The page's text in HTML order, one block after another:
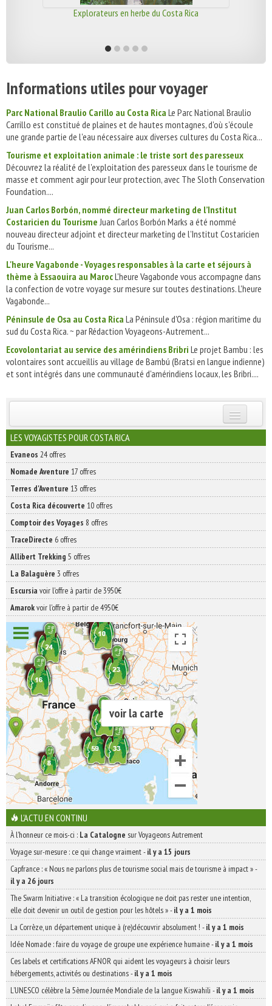
Explorateurs en herbe du Costa Rica
Informations utiles pour voyager
Parc National Braulio Carillo au Costa Rica Le Parc National Braulio
Carrillo est constitué de plaines et de hautes montagnes, d'où s'écoule
une grande partie de l'eau nécessaire aux diverses cultures du Costa Rica...
Tourisme et exploitation animale : le triste sort des paresseux
Découvrez la réalité de l'exploitation des paresseux dans le tourisme de
masse et comment agir pour leur protection, avec The Sloth Conservation
Foundation....
Juan Carlos Borbón, nommé directeur marketing de l’Institut
Costaricien du Tourisme Juan Carlos Borbón Marks a été nommé
nouveau directeur adjoint et directeur marketing de l’Institut Costaricien
du Tourisme...
L'heure Vagabonde - Voyages responsables à la carte et séjours à
thème à Essaouira au MarocL'heure Vagabonde vous accompagne dans
la confection de votre voyage sur mesure sur toutes destinations. L'heure
Vagabonde...
Péninsule de Osa au Costa Rica La Péninsule d'Osa : région maritime du
sud du Costa Rica. ~ par Rédaction Voyageons-Autrement...
Ecovolontariat au service des amérindiens Bribri Le projet Bambu : les
volontaires sont accueillis au village de Bambú (Bratsi en langue indienne)
et sont intégrés dans une communauté d'amérindiens locaux, les Bribri....
INSCRIVEZ-VOUS | ABONNEZ-VOUS
LES VOYAGISTES POUR COSTA RICA
Evaneos 24 offres
Nomade Aventure 17 offres
Terres d'Aventure 13 offres
Costa Rica découverte 10 offres
Comptoir des Voyages 8 offres
TraceDirecte 6 offres
Allibert Trekking 5 offres
La Balaguère 3 offres
Escursia voir l'offre à partir de 3950€
Amarokvoir l'offre à partir de 4950€
voir la carte
L'ACTU EN CONTINU
À l'honneur ce mois-ci : La Catalogne sur Voyageons Autrement
Voyage sur-mesure : ce qui change vraiment-il y a 15 jours
Capfrance : « Nous ne parlons plus de tourisme social mais de tourisme à impact »-
il y a 26 jours
The Swarm Initiative : « La transition écologique ne doit pas rester une intention,
elle doit devenir un outil de gestion pour les hôtels »-il y a 1 mois
La Corrèze, un département unique à (re)découvrir absolument ! -il y a 1 mois
Idée Nomade : faire du voyage de groupe une expérience humaine-il y a 1 mois
Ces labels et certifications AFNOR qui aident les voyageurs à choisir leurs
hébergements, activités ou destinations-il y a 1 mois
L’UNESCO célèbre la 5ème Journée Mondiale de la langue Kiswahili -il y a 1 mois